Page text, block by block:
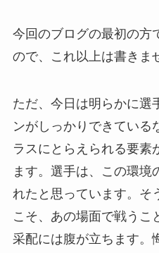
今回のブログの最初の方
ので、これ以上は書きま
ただ、今日は明らかに選
ンがしっかりできている
ラスにとらえられる要素
ます。選手は、この環境
れたと思っています。そ
こそ、あの場面で戦うこ
采配には腹が立ちます。